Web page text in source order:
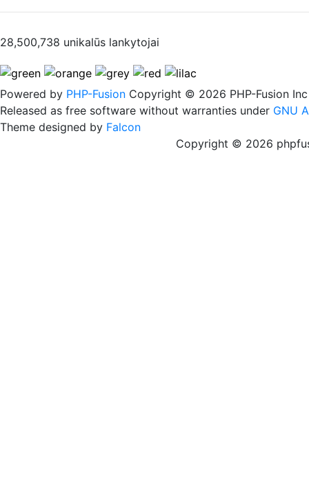
28,500,738 unikalūs lankytojai
Powered by PHP-Fusion Copyright © 2026 PHP-Fusion Inc
Released as free software without warranties under GNU
Theme designed by Falcon
Copyright © 2026